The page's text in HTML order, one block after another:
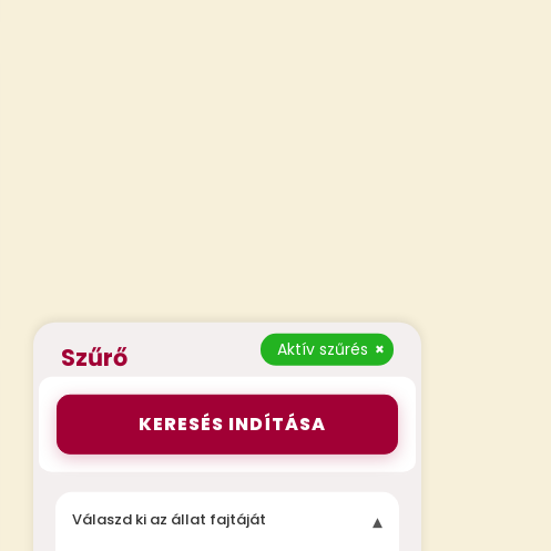
Szűrő Aktív szűrés ×
KERESÉS INDÍTÁSA
Válaszd ki az állat fajtáját ▾